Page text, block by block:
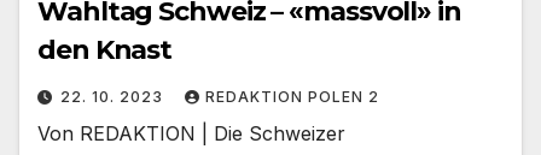
Wahltag Schweiz – «massvoll» in
den Knast
22. 10. 2023 REDAKTION POLEN 2
Von REDAKTION | Die Schweizer